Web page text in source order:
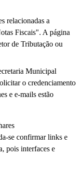
relacionadas a
Fiscais". A página
de Tributação ou
Municipal
o credenciamento
e e-mails estão
se confirmar links e
pois interfaces e